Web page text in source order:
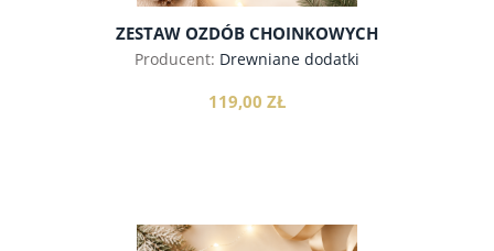
ZESTAW OZDÓB CHOINKOWYCH
ZWIERZĄTKA
Producent: Drewniane dodatki
119,00 ZŁ